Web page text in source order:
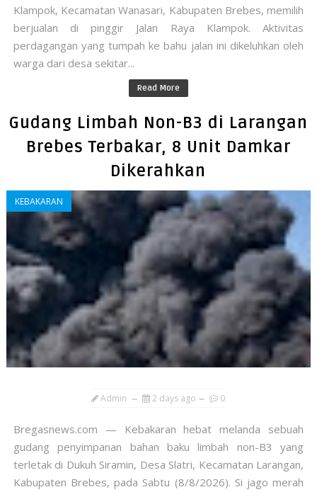
Klampok, Kecamatan Wanasari, Kabupaten Brebes, memilih
berjualan di pinggir Jalan Raya Klampok. Aktivitas
perdagangan yang tumpah ke bahu jalan ini dikeluhkan oleh
warga dari desa sekitar...
Read More
​Gudang Limbah Non-B3 di Larangan
Brebes Terbakar, 8 Unit Damkar
Dikerahkan
KEBAKARAN
Admin 2 days ago 0
​Bregasnews.com — Kebakaran hebat melanda sebuah
gudang penyimpanan bahan baku limbah non-B3 yang
terletak di Dukuh Siramin, Desa Slatri, Kecamatan Larangan,
Kabupaten Brebes, pada Sabtu (8/8/2026). Si jago merah